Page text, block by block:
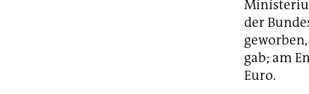
der
gab; am
Euro.